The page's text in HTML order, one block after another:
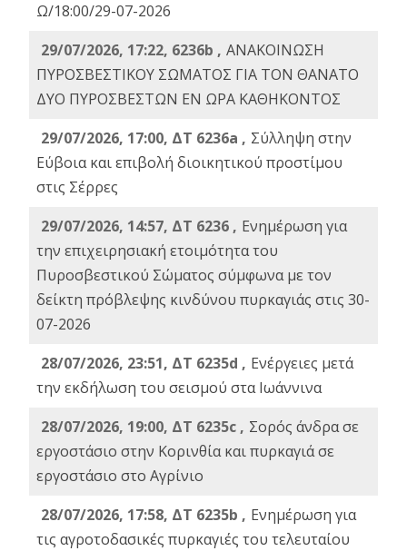
Ω/18:00/29-07-2026
29/07/2026, 17:22, 6236b , ΑΝΑΚΟΙΝΩΣΗ
ΠΥΡΟΣΒΕΣΤΙΚΟΥ ΣΩΜΑΤΟΣ ΓΙΑ ΤΟΝ ΘΑΝΑΤΟ
ΔΥΟ ΠΥΡΟΣΒΕΣΤΩΝ ΕΝ ΩΡΑ ΚΑΘΗΚΟΝΤΟΣ
29/07/2026, 17:00, ΔΤ 6236a , Σύλληψη στην
Εύβοια και επιβολή διοικητικού προστίμου
στις Σέρρες
29/07/2026, 14:57, ΔΤ 6236 , Ενημέρωση για
την επιχειρησιακή ετοιμότητα του
Πυροσβεστικού Σώματος σύμφωνα με τον
δείκτη πρόβλεψης κινδύνου πυρκαγιάς στις 30-
07-2026
28/07/2026, 23:51, ΔΤ 6235d , Ενέργειες μετά
την εκδήλωση του σεισμού στα Ιωάννινα
28/07/2026, 19:00, ΔΤ 6235c , Σορός άνδρα σε
εργοστάσιο στην Κορινθία και πυρκαγιά σε
εργοστάσιο στο Αγρίνιο
28/07/2026, 17:58, ΔΤ 6235b , Ενημέρωση για
τις αγροτοδασικές πυρκαγιές του τελευταίου